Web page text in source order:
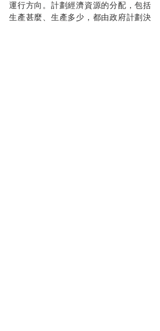
運行方向。計劃經濟資源的分配，包括
生產甚麼、生產多少，都由政府計劃決